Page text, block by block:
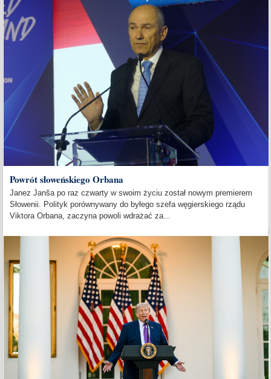
Powrót słoweńskiego Orbana
Janez Janša po raz czwarty w swoim życiu został nowym premierem
Słowenii. Polityk porównywany do byłego szefa węgierskiego rządu
Viktora Orbana, zaczyna powoli wdrażać za...